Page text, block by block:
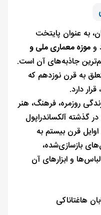
به عنوان پایتخت
وموزه معماری ملی و
جاذبه‌های آن است.
به قرن نوزدهم که
دارد.
روزمره، فرهنگ، هنر
گذشته آلکساندراپول
قرن بیستم به
بازسازی‌شده،
و ابزارهای آن
هاغتاناکی